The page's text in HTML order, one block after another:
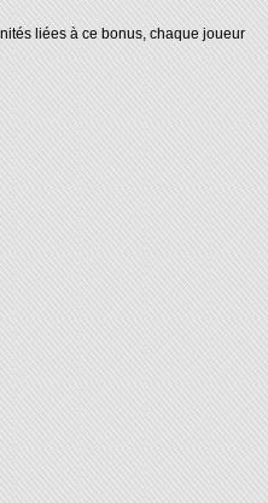
liées à ce bonus, chaque joueur